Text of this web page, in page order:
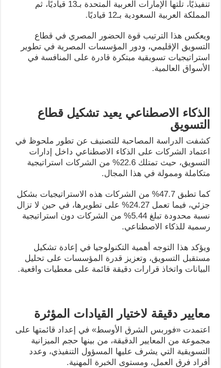
تنفيذيًا، تلتها الإمارات العربية المتحدة بـ13 قياديًا، ثم
المملكة العربية السعودية بـ12 قياديًا.
ويعكس هذا الترتيب قوة الحضور المصري في قطاع
التسويق الإقليمي، ودور المؤسسات المصرية في تطوير
استراتيجيات تسويقية مبتكرة قادرة على المنافسة في
الأسواق العالمية.
الذكاء الاصطناعي يعيد تشكيل قطاع
التسويق
كشفت الدراسة المصاحبة للتصنيف عن تطور ملحوظ في
اعتماد الشركات على الذكاء الاصطناعي داخل إدارات
التسويق، حيث تمتلك 22.6% من الشركات استراتيجية
متكاملة وممولة في هذا المجال.
كما تطبق 47.7% من الشركات هذه الاستراتيجيات بشكل
جزئي، فيما تعمل 24.27% على تطويرها، في حين لا تزال
نسبة محدودة تبلغ 5.44% من الشركات دون استراتيجية
رسمية للذكاء الاصطناعي.
ويؤكد هذا التوجه أهمية التكنولوجيا في إعادة تشكيل
مستقبل التسويق، وتعزيز قدرة المؤسسات على تحليل
البيانات واتخاذ قرارات دقيقة قائمة على معطيات واقعية.
معايير دقيقة لاختيار القيادات المؤثرة
اعتمدت «فوربس الشرق الأوسط» في إعداد قائمتها على
مجموعة من المعايير الدقيقة، من بينها حجم الميزانية
التسويقية التي يشرف عليها المسؤول التنفيذي، وعدد
أفراد فرق العمل، ومستوى الخبرة المهنية.